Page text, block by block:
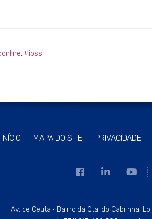
, #ipss
INÍCIO MAPA DO SITE PRIVACIDADE
Link
página
Link
página
Link
Av. de Ceuta · Bairro da Qta. do Cabrinha,